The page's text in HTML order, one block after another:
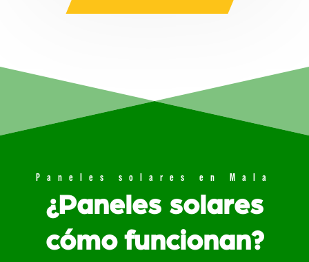
Paneles solares en Mala
¿Paneles solares
cómo funcionan?